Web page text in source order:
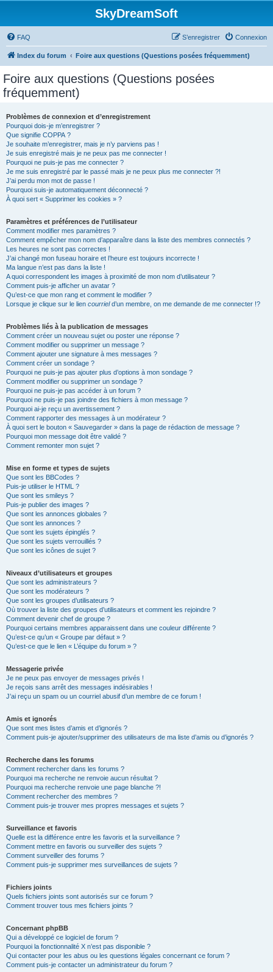
SkyDreamSoft
FAQ Connexion
S’enregistrer
Index du forum Foire aux questions (Questions posées fréquemment)
Foire aux questions (Questions posées
fréquemment)
Problèmes de connexion et d’enregistrement
Pourquoi dois-je m’enregistrer ?
Que signifie COPPA ?
Je souhaite m’enregistrer, mais je n’y parviens pas !
Je suis enregistré mais je ne peux pas me connecter !
Pourquoi ne puis-je pas me connecter ?
Je me suis enregistré par le passé mais je ne peux plus me connecter ?!
J’ai perdu mon mot de passe !
Pourquoi suis-je automatiquement déconnecté ?
À quoi sert « Supprimer les cookies » ?
Paramètres et préférences de l’utilisateur
Comment modifier mes paramètres ?
Comment empêcher mon nom d’apparaître dans la liste des membres connectés ?
Les heures ne sont pas correctes !
J’ai changé mon fuseau horaire et l’heure est toujours incorrecte !
Ma langue n’est pas dans la liste !
A quoi correspondent les images à proximité de mon nom d’utilisateur ?
Comment puis-je afficher un avatar ?
Qu’est-ce que mon rang et comment le modifier ?
Lorsque je clique sur le lien courrield’un membre, on me demande de me connecter !?
Problèmes liés à la publication de messages
Comment créer un nouveau sujet ou poster une réponse ?
Comment modifier ou supprimer un message ?
Comment ajouter une signature à mes messages ?
Comment créer un sondage ?
Pourquoi ne puis-je pas ajouter plus d’options à mon sondage ?
Comment modifier ou supprimer un sondage ?
Pourquoi ne puis-je pas accéder à un forum ?
Pourquoi ne puis-je pas joindre des fichiers à mon message ?
Pourquoi ai-je reçu un avertissement ?
Comment rapporter des messages à un modérateur ?
À quoi sert le bouton « Sauvegarder » dans la page de rédaction de message ?
Pourquoi mon message doit être validé ?
Comment remonter mon sujet ?
Mise en forme et types de sujets
Que sont les BBCodes ?
Puis-je utiliser le HTML ?
Que sont les smileys ?
Puis-je publier des images ?
Que sont les annonces globales ?
Que sont les annonces ?
Que sont les sujets épinglés ?
Que sont les sujets verrouillés ?
Que sont les icônes de sujet ?
Niveaux d’utilisateurs et groupes
Que sont les administrateurs ?
Que sont les modérateurs ?
Que sont les groupes d’utilisateurs ?
Où trouver la liste des groupes d’utilisateurs et comment les rejoindre ?
Comment devenir chef de groupe ?
Pourquoi certains membres apparaissent dans une couleur différente ?
Qu’est-ce qu’un « Groupe par défaut » ?
Qu’est-ce que le lien « L’équipe du forum » ?
Messagerie privée
Je ne peux pas envoyer de messages privés !
Je reçois sans arrêt des messages indésirables !
J’ai reçu un spam ou un courriel abusif d’un membre de ce forum !
Amis et ignorés
Que sont mes listes d’amis et d’ignorés ?
Comment puis-je ajouter/supprimer des utilisateurs de ma liste d’amis ou d’ignorés ?
Recherche dans les forums
Comment rechercher dans les forums ?
Pourquoi ma recherche ne renvoie aucun résultat ?
Pourquoi ma recherche renvoie une page blanche ?!
Comment rechercher des membres ?
Comment puis-je trouver mes propres messages et sujets ?
Surveillance et favoris
Quelle est la différence entre les favoris et la surveillance ?
Comment mettre en favoris ou surveiller des sujets ?
Comment surveiller des forums ?
Comment puis-je supprimer mes surveillances de sujets ?
Fichiers joints
Quels fichiers joints sont autorisés sur ce forum ?
Comment trouver tous mes fichiers joints ?
Concernant phpBB
Qui a développé ce logiciel de forum ?
Pourquoi la fonctionnalité X n’est pas disponible ?
Qui contacter pour les abus ou les questions légales concernant ce forum ?
Comment puis-je contacter un administrateur du forum ?